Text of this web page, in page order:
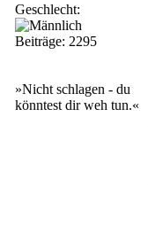
Geschlecht:
Beiträge: 2295
»Nicht schlagen - du
könntest dir weh tun.«